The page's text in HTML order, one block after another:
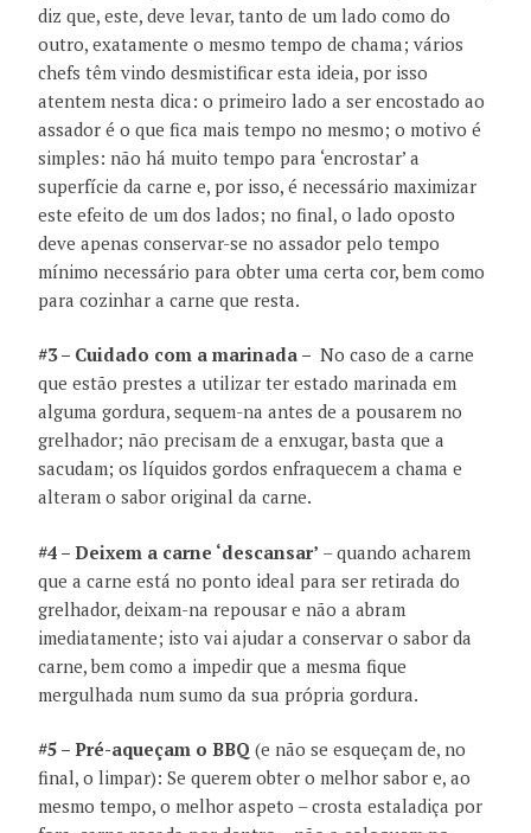
diz que, este, deve levar, tanto de um lado como do
outro, exatamente o mesmo tempo de chama; vários
chefs têm vindo desmistificar esta ideia, por isso
atentem nesta dica: o primeiro lado a ser encostado ao
assador é o que fica mais tempo no mesmo; o motivo é
simples: não há muito tempo para ‘encrostar’ a
superfície da carne e, por isso, é necessário maximizar
este efeito de um dos lados; no final, o lado oposto
deve apenas conservar-se no assador pelo tempo
mínimo necessário para obter uma certa cor, bem como
para cozinhar a carne que resta.
#3 – Cuidado com a marinada – No caso de a carne
que estão prestes a utilizar ter estado marinada em
alguma gordura, sequem-na antes de a pousarem no
grelhador; não precisam de a enxugar, basta que a
sacudam; os líquidos gordos enfraquecem a chama e
alteram o sabor original da carne.
#4 – Deixem a carne ‘descansar’ – quando acharem
que a carne está no ponto ideal para ser retirada do
grelhador, deixam-na repousar e não a abram
imediatamente; isto vai ajudar a conservar o sabor da
carne, bem como a impedir que a mesma fique
mergulhada num sumo da sua própria gordura.
#5 – Pré-aqueçam o BBQ (e não se esqueçam de, no
final, o limpar): Se querem obter o melhor sabor e, ao
mesmo tempo, o melhor aspeto – crosta estaladiça por